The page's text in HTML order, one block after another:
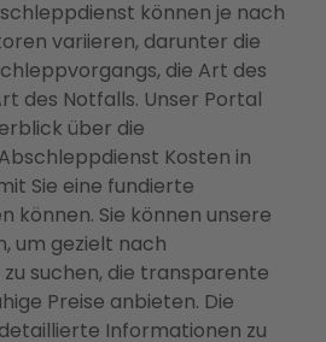
können je nach
variieren, darunter die
die Art des
des Notfalls. Unser Portal
über die
Kosten in
Sie eine fundierte
können. Sie können unsere
um gezielt nach
suchen, die transparente
Preise anbieten. Die
Informationen zu